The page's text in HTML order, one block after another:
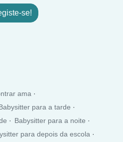
se!
ama
para a tarde
Babysitter para a noite
para depois da escola